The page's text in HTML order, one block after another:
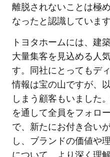
離脱されないことは極
なったと認識していま
トヨタホームには、建
大量集客を見込める人
す。同社にとってもデ
情報は宝の山ですが、
しまう顧客もいました
を通して全員をフォロ
で、新たにお付き合い
し、ブランドの価値や